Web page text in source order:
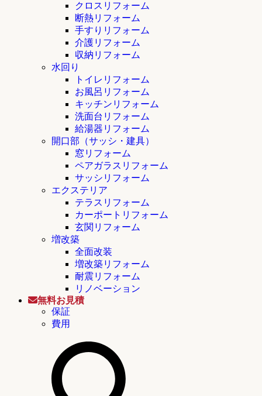
クロスリフォーム
断熱リフォーム
手すりリフォーム
介護リフォーム
収納リフォーム
水回り
トイレリフォーム
お風呂リフォーム
キッチンリフォーム
洗面台リフォーム
給湯器リフォーム
開口部（サッシ・建具）
窓リフォーム
ペアガラスリフォーム
サッシリフォーム
エクステリア
テラスリフォーム
カーポートリフォーム
玄関リフォーム
増改築
全面改装
増改築リフォーム
耐震リフォーム
リノベーション
無料お見積
保証
費用